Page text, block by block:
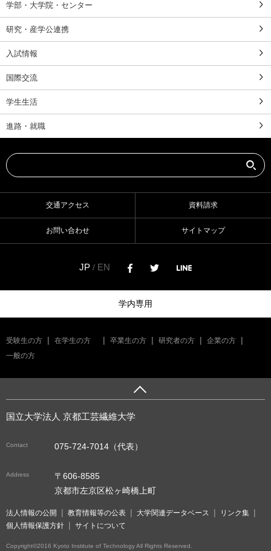
学部・大学院・センター
研究・産学公連携
入試情報
国際交流
学生生活
進路・就職
交通アクセス 資料請求
お問い合わせ サイトマップ
JP / EN
学内専用
受験生の方 在学生の方 卒業生の方 研究者の方
企業の方
一般の方
国立大学法人 京都工芸繊維大学
Contact 075-724-7014（代表）
Address
〒606-8585
京都市左京区松ヶ崎橋上町
法人情報の公開 教育情報等の公表 大学関連データベース
リンク集
個人情報保護方針
サイトについて
Copyright©2016 Kyoto Institute of Technology All Rights Reserved.